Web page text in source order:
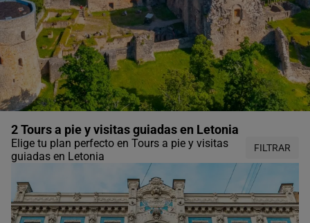
2 Tours a pie y visitas guiadas en Letonia
Elige tu plan perfecto en Tours a pie y visitas
guiadas en Letonia
FILTRAR